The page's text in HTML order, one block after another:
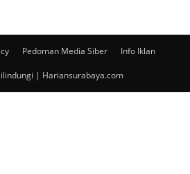
Pedoman Media Siber Info Iklan
| Hariansurabaya.com